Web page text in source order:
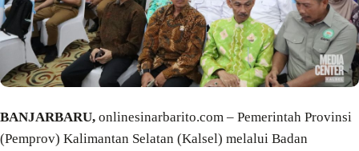
BANJARBARU, onlinesinarbarito.com – Pemerintah Provinsi
(Pemprov) Kalimantan Selatan (Kalsel) melalui Badan